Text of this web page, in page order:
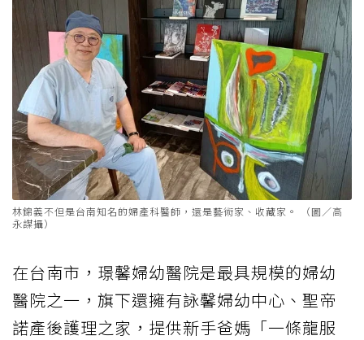
林錦義不但是台南知名的婦產科醫師，還是藝術家、收藏家。 （圖／高
永謀攝）
在台南市，璟馨婦幼醫院是最具規模的婦幼
醫院之一，旗下還擁有詠馨婦幼中心、聖帝
諾產後護理之家，提供新手爸媽「一條龍服